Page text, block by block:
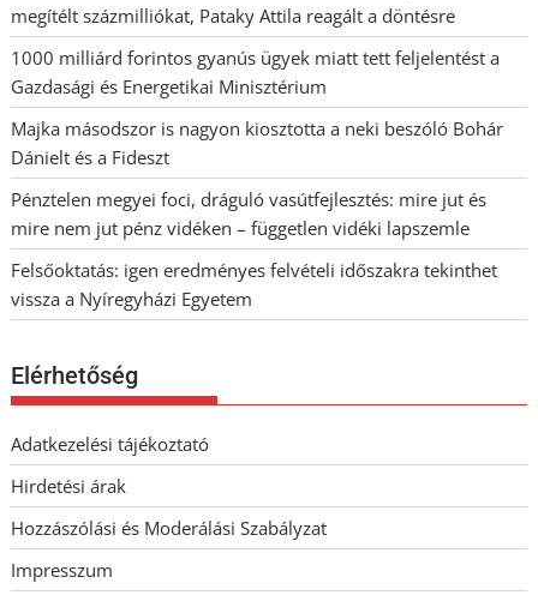
megítélt százmilliókat, Pataky Attila reagált a döntésre
1000 milliárd forintos gyanús ügyek miatt tett feljelentést a
Gazdasági és Energetikai Minisztérium
Majka másodszor is nagyon kiosztotta a neki beszóló Bohár
Dánielt és a Fideszt
Pénztelen megyei foci, dráguló vasútfejlesztés: mire jut és
mire nem jut pénz vidéken – független vidéki lapszemle
Felsőoktatás: igen eredményes felvételi időszakra tekinthet
vissza a Nyíregyházi Egyetem
Elérhetőség
Adatkezelési tájékoztató
Hirdetési árak
Hozzászólási és Moderálási Szabályzat
Impresszum